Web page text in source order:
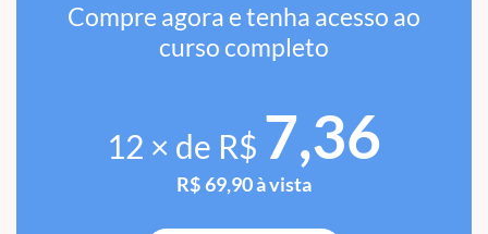
Compre agora e tenha acesso ao
curso completo
12 × de R$ 7,36
R$ 69,90 à vista